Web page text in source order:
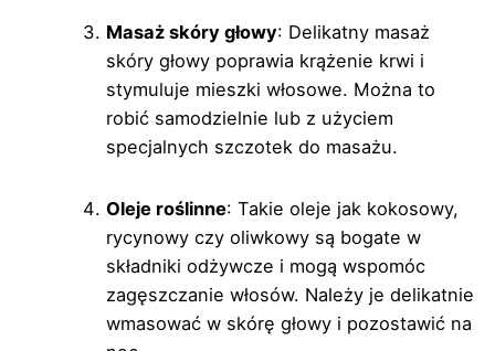
Masaż skóry głowy: Delikatny masaż
skóry głowy poprawia krążenie krwi i
stymuluje mieszki włosowe. Można to
robić samodzielnie lub z użyciem
specjalnych szczotek do masażu.
Oleje roślinne: Takie oleje jak kokosowy,
rycynowy czy oliwkowy są bogate w
składniki odżywcze i mogą wspomóc
zagęszczanie włosów. Należy je delikatnie
wmasować w skórę głowy i pozostawić na